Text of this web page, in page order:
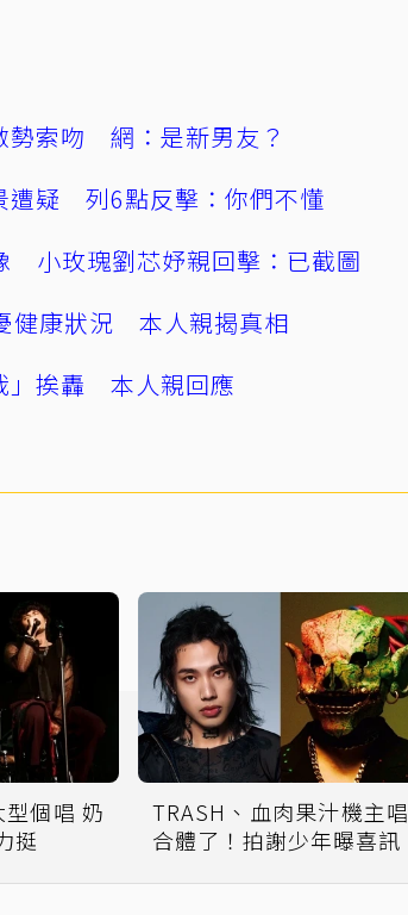
勢索吻 網：是新男友？
遭疑 列6點反擊：你們不懂
小玫瑰劉芯妤親回擊：已截圖
健康狀況 本人親揭真相
」挨轟 本人親回應
個唱 奶
挺
TRASH、血肉果汁機主唱
合體了！拍謝少年曝喜訊